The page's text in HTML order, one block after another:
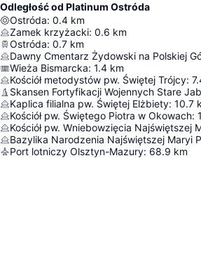
Odległość od Platinum Ostróda
Ostróda: 0.4 km
Zamek krzyżacki: 0.6 km
Ostróda: 0.7 km
Dawny Cmentarz Żydowski na Polskiej
Wieża Bismarcka: 1.4 km
Kościół metodystów pw. Świętej Trójcy:
Skansen Fortyfikacji Wojennych Stare
Kaplica filialna pw. Świętej Elżbiety: 10.7
Kościół pw. Świętego Piotra w Okowach:
Kościół pw. Wniebowzięcia Najświętszej
Bazylika Narodzenia Najświętszej Maryi
Port lotniczy Olsztyn-Mazury: 68.9 km